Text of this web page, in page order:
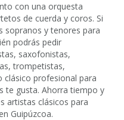
con una orquesta
de cuerda y coros. Si
sopranos y tenores para
podrás pedir
saxofonistas,
trompetistas,
clásico profesional para
te gusta. Ahorra tiempo y
artistas clásicos para
Guipúzcoa.